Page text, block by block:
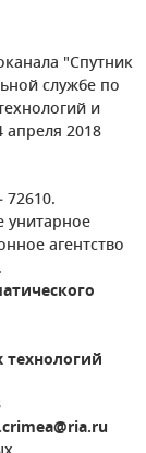
"Спутник
службе по
и
2018
унитарное
агентство